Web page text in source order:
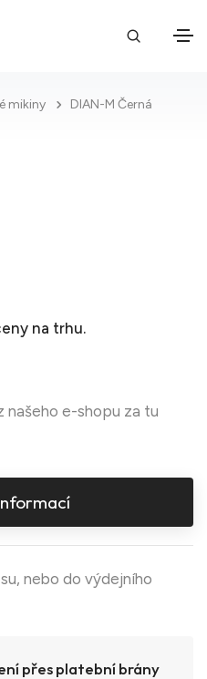
mikiny DIAN-M Černá
na trhu.
našeho e-shopu za tu
nebo do výdejního
přes platební brány